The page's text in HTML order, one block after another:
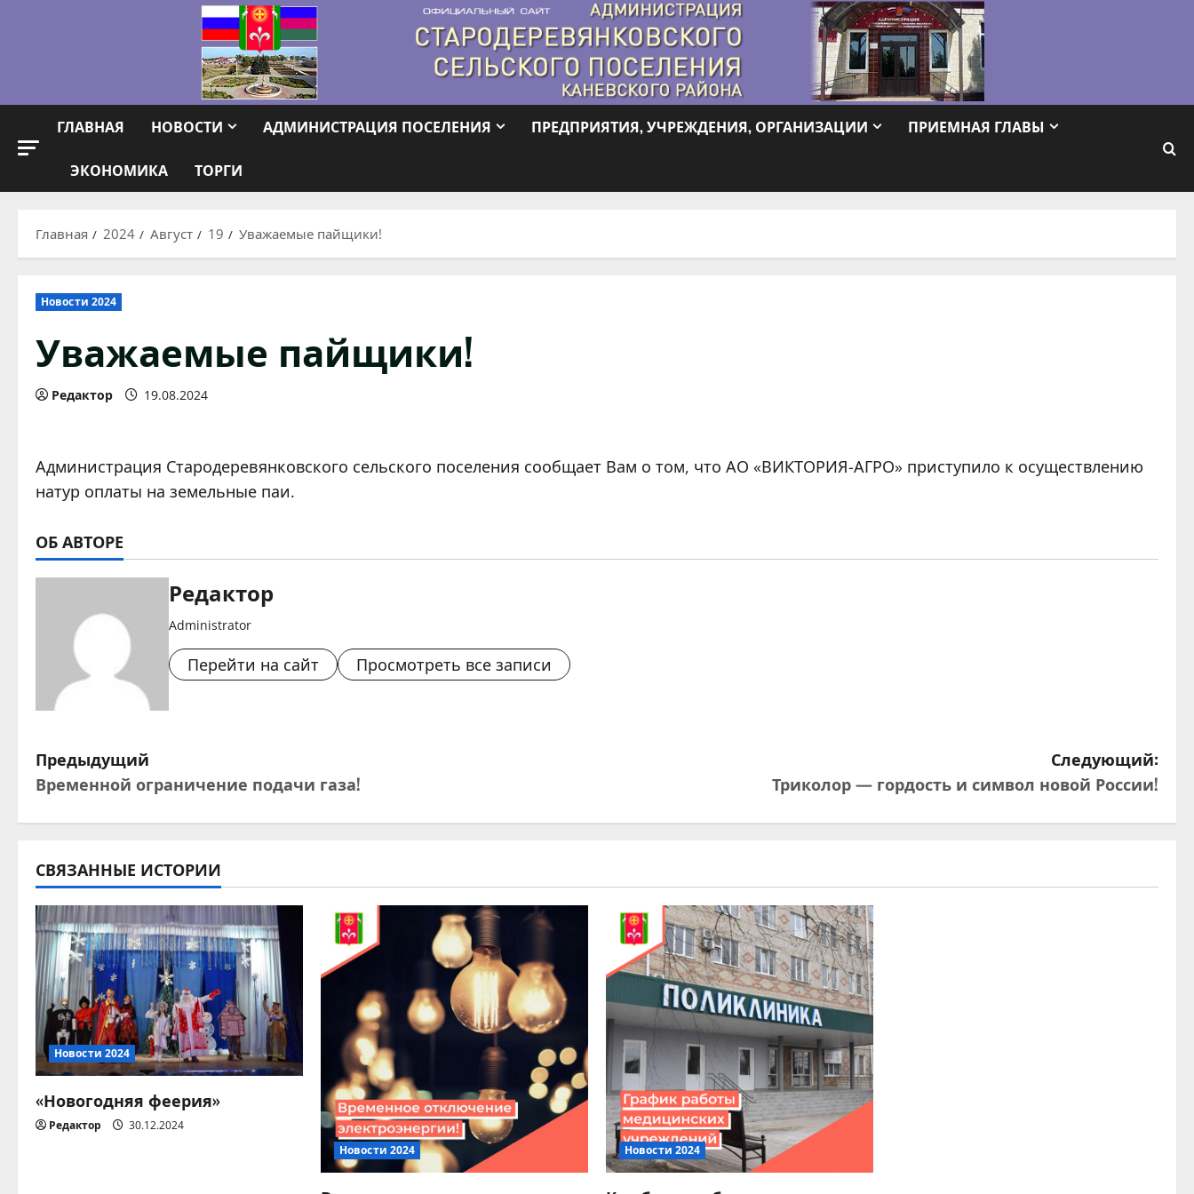
ГЛАВНАЯ НОВОСТИ АДМИНИСТРАЦИЯ ПОСЕЛЕНИЯ ПРЕДПРИЯТИЯ, УЧРЕЖДЕНИЯ, ОРГАНИЗАЦИИ ПРИЕМНАЯ ГЛАВЫ
ЭКОНОМИКА ТОРГИ
Главная 2024 Август 19 Уважаемые пайщики!
Новости 2024
Уважаемые пайщики!
Редактор 19.08.2024
Администрация Стародеревянковского сельского поселения сообщает Вам о том, что АО «ВИКТОРИЯ-АГРО» приступило к осуществлению
натур оплаты на земельные паи.
ОБ АВТОРЕ
Редактор
Administrator
Перейти на сайт Просмотреть все записи
Н
а
в
и
г
а
ц
и
я
п
о
Предыдущий
Временной ограничение подачи газа!
Следующий:
Триколор — гордость и символ новой России!
СВЯЗАННЫЕ ИСТОРИИ
Новости 2024
«Новогодняя феерия»
Редактор
30.12.2024
Новости 2024
Новости 2024